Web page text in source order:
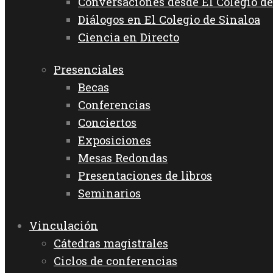
Diálogos en El Colegio de Sinaloa
Ciencia en Directo
Presenciales
Becas
Conferencias
Conciertos
Exposiciones
Mesas Redondas
Presentaciones de libros
Seminarios
Vinculación
Cátedras magistrales
Ciclos de conferencias